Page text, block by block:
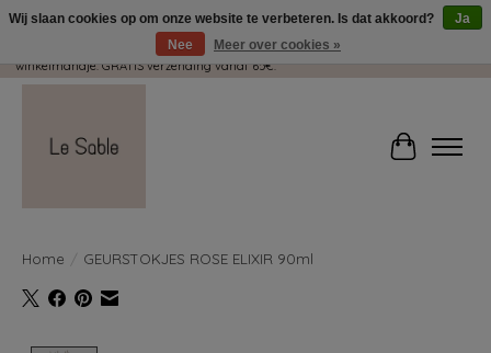
Wij pakken met plezier jouw kadootjes GRATIS in! Duid dit zeker aan in je
winkelmandje. GRATIS verzending vanaf 65€.
Home GEURSTOKJES ROSE ELIXIR 90ml
Wij slaan cookies op om onze website te verbeteren. Is dat akkoord?
Ja
Nee
Meer over cookies »